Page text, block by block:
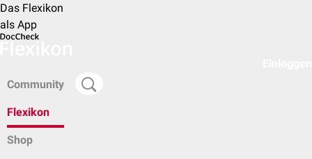
Das Flexikon
als App
Community
Flexikon
Shop